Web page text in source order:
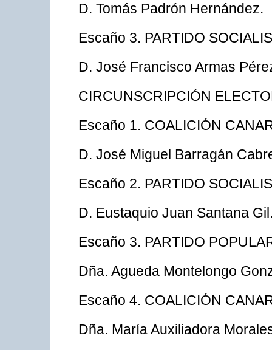
D. Tomás Padrón Hernández.
Escaño 3. PARTIDO
D. José Francisco Armas
CIRCUNSCRIPCIÓN
Escaño 1. COALICIÓN
D. José Miguel Barragán
Escaño 2. PARTIDO
D. Eustaquio Juan Santana
Escaño 3. PARTIDO
Dña. Agueda Montelongo
Escaño 4. COALICIÓN
Dña. María Auxiliadora